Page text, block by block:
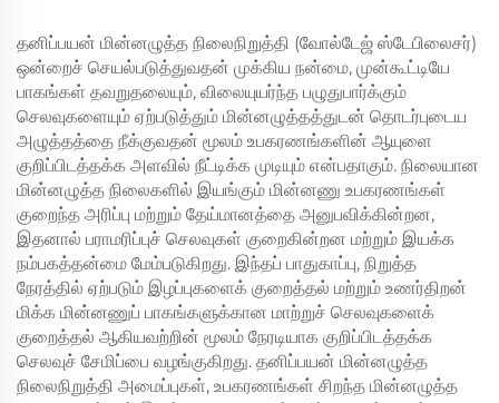
தனிப்பயன் மின்னழுத்த நிலைநிறுத்தி (வோல்டேஜ் ஸ்டேபிலைசர்)
ஒன்றைச் செயல்படுத்துவதன் முக்கிய நன்மை, முன்கூட்டியே
பாகங்கள் தவறுதலையும், விலையுயர்ந்த பழுதுபார்க்கும்
செலவுகளையும் ஏற்படுத்தும் மின்னழுத்தத்துடன் தொடர்புடைய
அழுத்தத்தை நீக்குவதன் மூலம் உபகரணங்களின் ஆயுளை
குறிப்பிடத்தக்க அளவில் நீட்டிக்க முடியும் என்பதாகும். நிலையான
மின்னழுத்த நிலைகளில் இயங்கும் மின்னணு உபகரணங்கள்
குறைந்த அரிப்பு மற்றும் தேய்மானத்தை அனுபவிக்கின்றன,
இதனால் பராமரிப்புச் செலவுகள் குறைகின்றன மற்றும் இயக்க
நம்பகத்தன்மை மேம்படுகிறது. இந்தப் பாதுகாப்பு, நிறுத்த
நேரத்தில் ஏற்படும் இழப்புகளைக் குறைத்தல் மற்றும் உணர்திறன்
மிக்க மின்னணுப் பாகங்களுக்கான மாற்றுச் செலவுகளைக்
குறைத்தல் ஆகியவற்றின் மூலம் நேரடியாக குறிப்பிடத்தக்க
செலவுச் சேமிப்பை வழங்குகிறது. தனிப்பயன் மின்னழுத்த
நிலைநிறுத்தி அமைப்புகள், உபகரணங்கள் சிறந்த மின்னழுத்த